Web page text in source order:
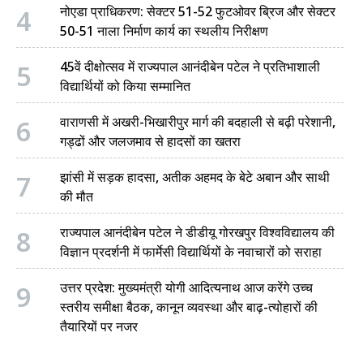
4
नोएडा प्राधिकरण: सेक्टर 51-52 फुटओवर ब्रिज और सेक्टर
50-51 नाला निर्माण कार्य का स्थलीय निरीक्षण
5
45वें दीक्षोत्सव में राज्यपाल आनंदीबेन पटेल ने प्रतिभाशाली
विद्यार्थियों को किया सम्मानित
6
वाराणसी में अखरी-भिखारीपुर मार्ग की बदहाली से बढ़ी परेशानी,
गड्ढों और जलजमाव से हादसों का खतरा
7
झांसी में सड़क हादसा, अतीक अहमद के बेटे अबान और साथी
की मौत
8
राज्यपाल आनंदीबेन पटेल ने डीडीयू गोरखपुर विश्वविद्यालय की
विज्ञान प्रदर्शनी में फार्मेसी विद्यार्थियों के नवाचारों को सराहा
9
उत्तर प्रदेश: मुख्यमंत्री योगी आदित्यनाथ आज करेंगे उच्च
स्तरीय समीक्षा बैठक, कानून व्यवस्था और बाढ़-त्योहारों की
तैयारियों पर नजर